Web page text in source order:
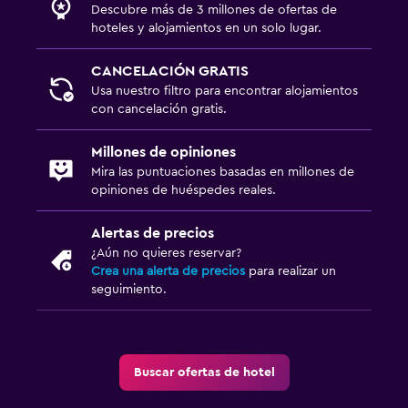
Descubre más de 3 millones de ofertas de
hoteles y alojamientos en un solo lugar.
CANCELACIÓN GRATIS
Usa nuestro filtro para encontrar alojamientos
con cancelación gratis.
Millones de opiniones
Mira las puntuaciones basadas en millones de
opiniones de huéspedes reales.
Alertas de precios
¿Aún no quieres reservar?
Crea una alerta de precios para realizar un
seguimiento.
Buscar ofertas de hotel